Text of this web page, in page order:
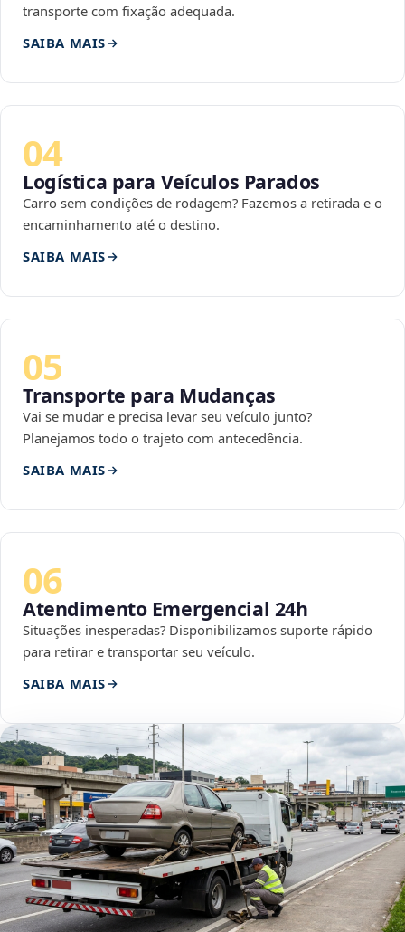
transporte com fixação adequada.
SAIBA MAIS
04
Logística para Veículos Parados
Carro sem condições de rodagem? Fazemos a retirada e o
encaminhamento até o destino.
SAIBA MAIS
05
Transporte para Mudanças
Vai se mudar e precisa levar seu veículo junto?
Planejamos todo o trajeto com antecedência.
SAIBA MAIS
06
Atendimento Emergencial 24h
Situações inesperadas? Disponibilizamos suporte rápido
para retirar e transportar seu veículo.
SAIBA MAIS